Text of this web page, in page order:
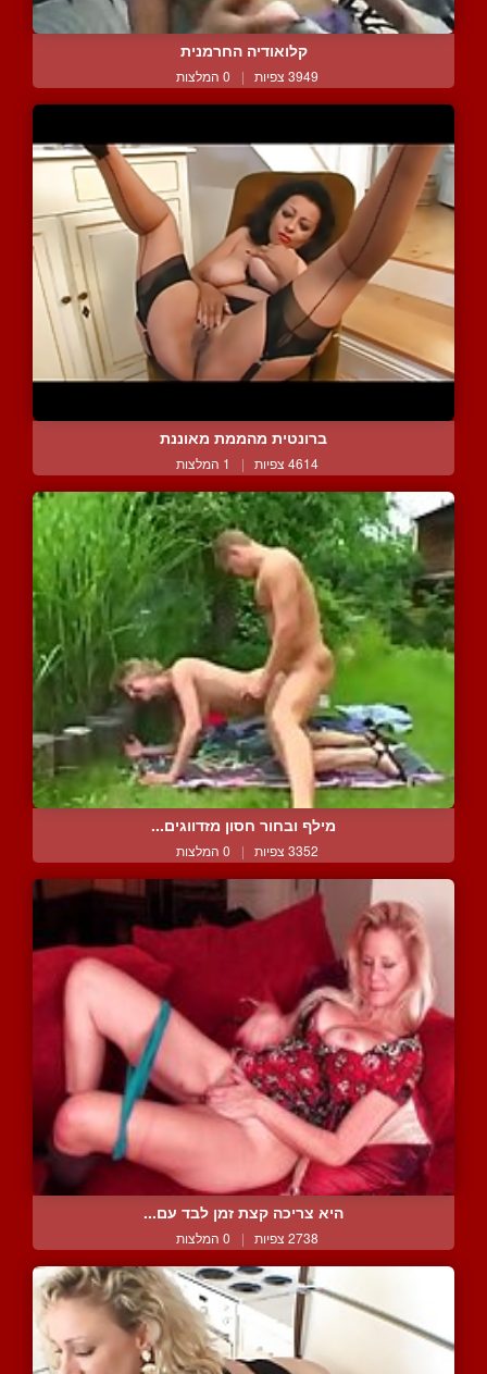
קלואודיה החרמנית
3949 צפיות | 0 המלצות
ברונטית מהממת מאוננת
4614 צפיות | 1 המלצות
מילף ובחור חסון מזדווגים...
3352 צפיות | 0 המלצות
היא צריכה קצת זמן לבד עם...
2738 צפיות | 0 המלצות